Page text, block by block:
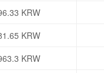
KRW
KRW
KRW